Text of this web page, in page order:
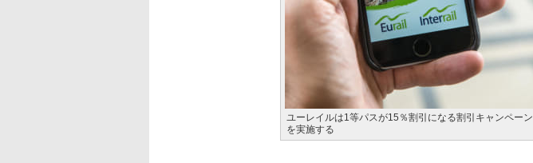
ユーレイルは1等パスが15％割引になる割引キャンペーン
を実施する